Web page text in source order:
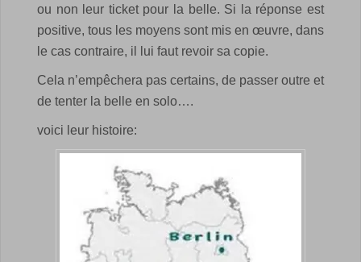
ou non leur ticket pour la belle. Si la réponse est
positive, tous les moyens sont mis en œuvre, dans
le cas contraire, il lui faut revoir sa copie.
Cela n’empêchera pas certains, de passer outre et
de tenter la belle en solo….
voici leur histoire: